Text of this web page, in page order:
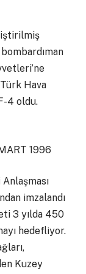
Hava
4 oldu.
1996
imzalandı
3 yılda 450
hedefliyor.
Kuzey